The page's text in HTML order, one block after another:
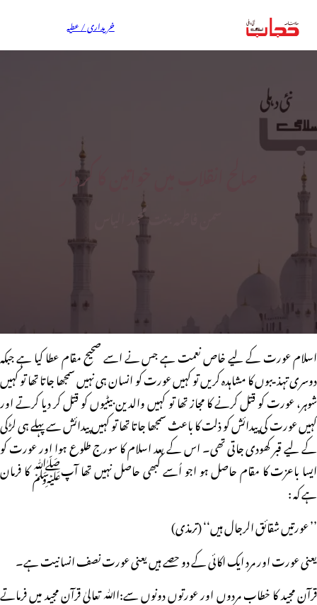
خریداری / عطیہ
صالح انقلاب میں خواتین کا کردار
سمن فاطمہ بنت محمد الیاس
اسلام عورت کے لیے خاص نعمت ہے جس نے اسے صحیح مقام عطا کیا ہے جبکہ
دوسری تہذیبوں کا مشاہدہ کریں تو کہیں عورت کو انسان ہی نہیں سمجھا جاتا تھا تو کہیں
شوہر، عورت کو قتل کرنے کا مجاز تھا تو کہیں والدین بیٹیوں کو قتل کر دیا کرتے اور
کہیں عورت کی پیدائش کو ذلت کا باعث سمجھا جاتا تھا تو کہیں پیدائش سے پہلے ہی لڑکی
کے لیے قبر کھودی جاتی تھی۔ اس کے بعد اسلام کا سورج طلوع ہوا اور عورت کو
ایسا باعزت کا مقام حاصل ہو اجو اُسے کبھی حاصل نہیں تھا آپﷺ کا فرمان
ہے کہ :
’’ عورتیں شقائق الرجال ہیں‘‘ (ترمذی)
یعنی عورت اور مرد ایک اکائی کے دو حصے ہیں یعنی عورت نصف انسانیت ہے۔
قرآن مجید کا خطاب مردوں اور عورتوں دونوں سے:اﷲ تعالیٰ قرآن مجید میں فرماتے